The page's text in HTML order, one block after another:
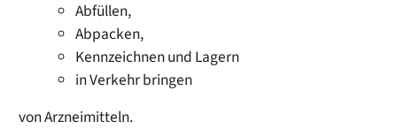
Abfüllen,
Abpacken,
Kennzeichnen und Lagern
in Verkehr bringen
von Arzneimitteln.